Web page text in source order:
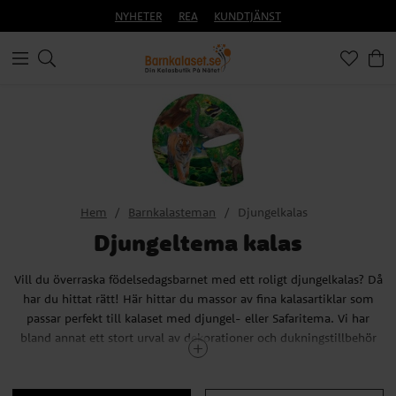
NYHETER REA KUNDTJÄNST
Hem Barnkalasteman Djungelkalas
Djungeltema kalas
Vill du överraska födelsedagsbarnet med ett roligt djungelkalas? Då
har du hittat rätt! Här hittar du massor av fina kalasartiklar som
passar perfekt till kalaset med djungel- eller Safaritema. Vi har
bland annat ett stort urval av dekorationer och dukningstillbehör
med motiv av söta safaridjur.